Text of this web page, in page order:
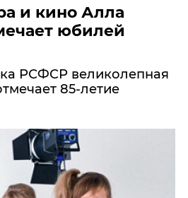
и кино Алла
юбилей
РСФСР великолепная
85-летие